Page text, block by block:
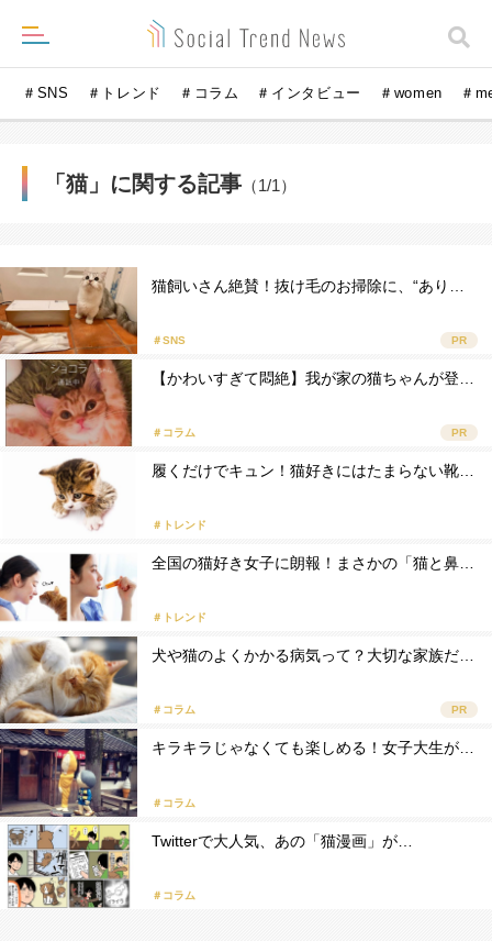
＃SNS ＃トレンド ＃コラム ＃インタビュー ＃women ＃
「猫」に関する記事 （1/1）
猫飼いさん絶賛！抜け毛のお掃除に、“あり…
＃SNS PR
【かわいすぎて悶絶】我が家の猫ちゃんが登…
＃コラム PR
履くだけでキュン！猫好きにはたまらない靴…
＃トレンド
全国の猫好き女子に朗報！まさかの「猫と鼻…
＃トレンド
犬や猫のよくかかる病気って？大切な家族だ…
＃コラム PR
キラキラじゃなくても楽しめる！女子大生が…
＃コラム
Twitterで大人気、あの「猫漫画」が…
＃コラム